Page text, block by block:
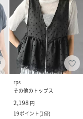
rps
その他のトップス
2,198 円
19ポイント(1倍)